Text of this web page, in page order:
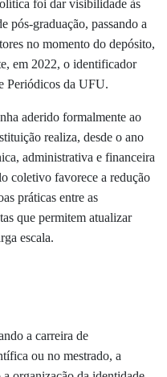
foi dar visibilidade às
pós-graduação, passando a
no momento do depósito,
em 2022, o identificador
Periódicos da UFU.
aderido formalmente ao
realiza, desde o ano
administrativa e financeira
coletivo favorece a redução
práticas entre as
que permitem atualizar
escala.
a carreira de
ou no mestrado, a